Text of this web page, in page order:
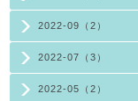
2022-09（2）
2022-07（3）
2022-05（2）